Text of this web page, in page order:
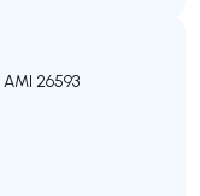
AMI 26593